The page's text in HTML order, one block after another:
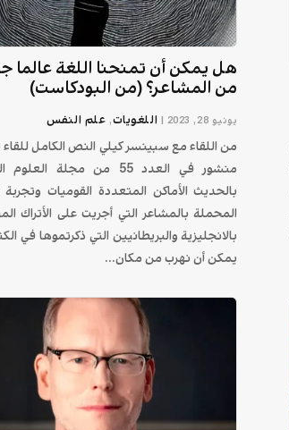
هل يمكن أن تمنحنا اللغة عالما
من المشاعر؟ (من البودكاست)
يونيو 28, 2023 | اللغويات, علم النفس
من اللقاء مع سبينسر كيلي النص الكامل للقاء
منشور في العدد 55 من مجلة
بالحديث الأماكن المتعددة القوميات وتجربة
المحملة بالمشاعر التي أجريت على الأتراك
بالانجليزية والبريطانيين التي ذكرتموها في
يمكن أن نهرب من مكان...